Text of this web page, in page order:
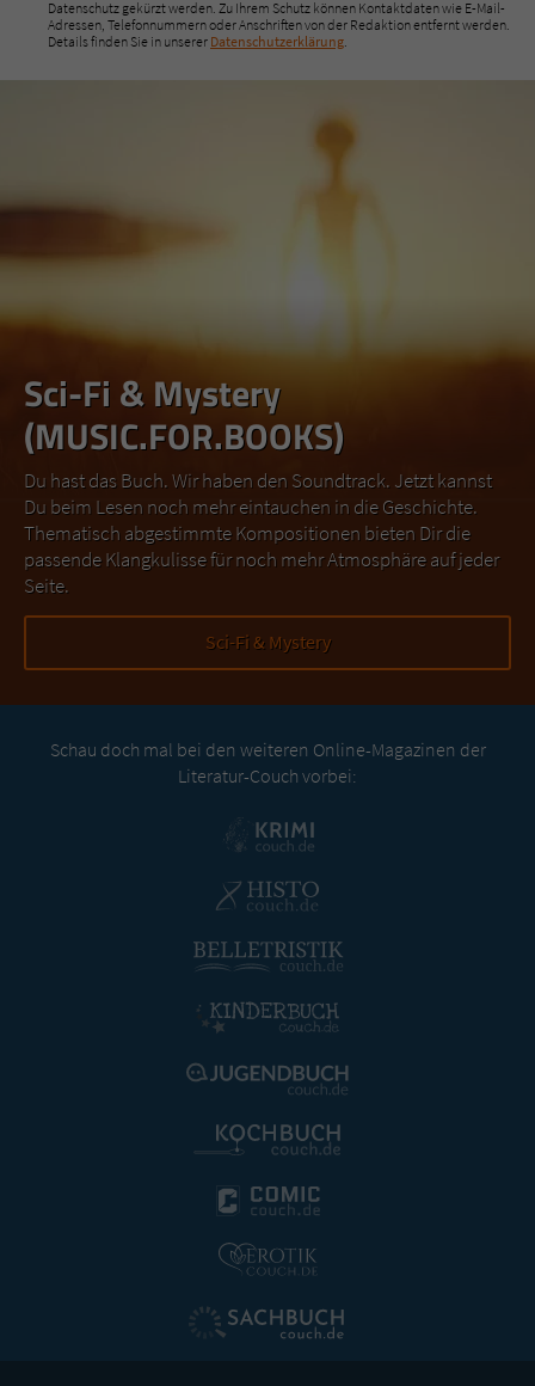
Datenschutz gekürzt werden. Zu Ihrem Schutz können Kontaktdaten wie E-Mail-
Adressen, Telefonnummern oder Anschriften von der Redaktion entfernt werden.
Details finden Sie in unserer Datenschutzerklärung
Sci-Fi & Mystery
(MUSIC.FOR.BOOKS)
Du hast das Buch. Wir haben den Soundtrack. Jetzt kannst
Du beim Lesen noch mehr eintauchen in die Geschichte.
Thematisch abgestimmte Kompositionen bieten Dir die
passende Klangkulisse für noch mehr Atmosphäre auf jeder
Seite.
Sci-Fi & Mystery
Schau doch mal bei den weiteren Online-Magazinen der
Literatur-Couch vorbei: